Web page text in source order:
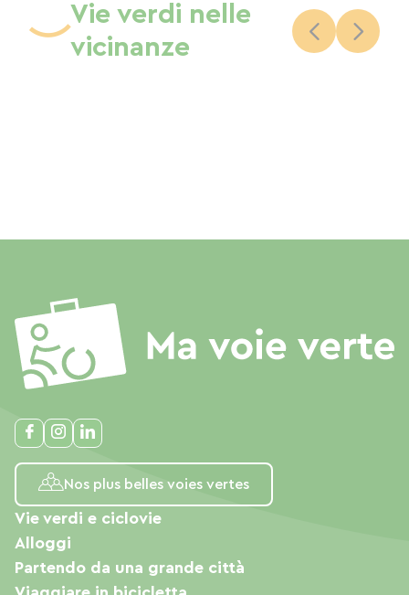
Vie verdi nelle
vicinanze
Nos plus belles voies vertes
Vie verdi e ciclovie
Alloggi
Partendo da una grande città